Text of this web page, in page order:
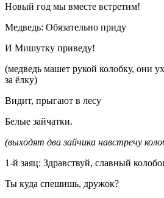
Новый год мы вместе встретим!
Медведь: Обязательно приду
И Мишутку приведу!
(медведь машет рукой колобку, они
за ёлку)
Видит, прыгают в лесу
Белые зайчатки.
(выходят два зайчика навстречу
1-й заяц: Здравствуй, славный
Ты куда спешишь, дружок?